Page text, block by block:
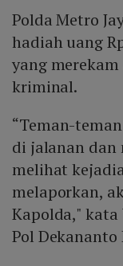
Polda Metro
hadiah uang
yang
kriminal.
“Teman-
di jalanan dan
melihat
melaporkan,
Kapolda," kata
Pol Dekananto